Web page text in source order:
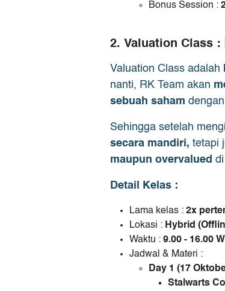
Bonus Session :
2. Valuation Class
Valuation Class adalah
nanti, RK Team akan
sebuah saham dengan
Sehingga setelah
secara mandiri, tetapi
maupun overvalued
Detail Kelas :
Lama kelas : 2x
Lokasi : Hybrid
Waktu : 9.00 - 16.00
Jadwal & Materi :
Day 1 (17
Stalwarts